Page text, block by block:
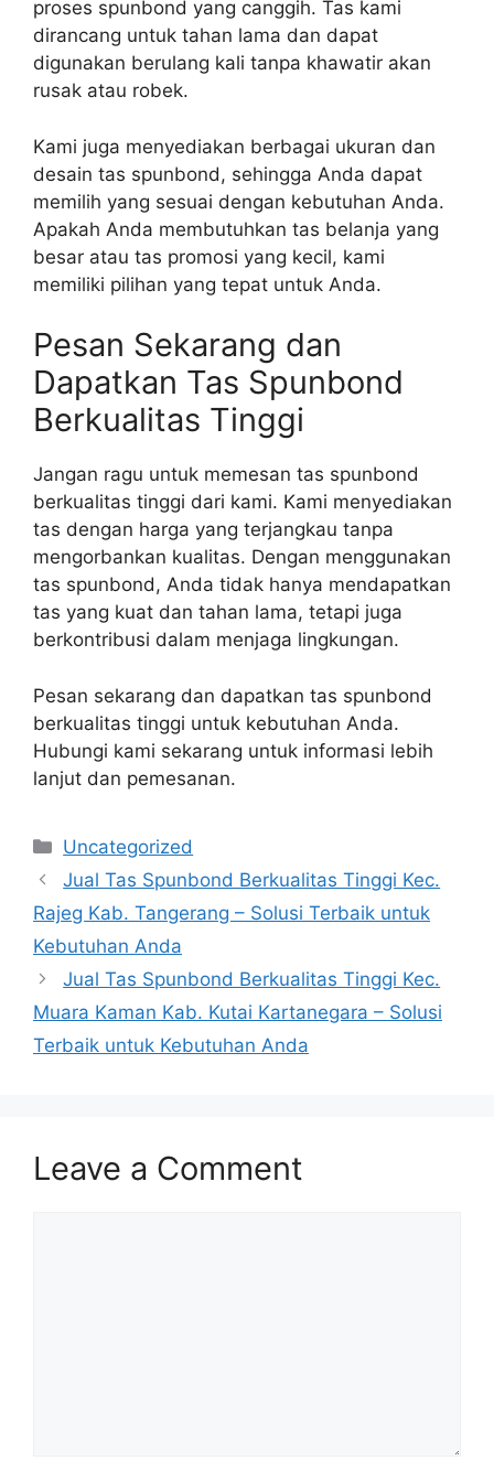
proses spunbond yang canggih. Tas kami
dirancang untuk tahan lama dan dapat
digunakan berulang kali tanpa khawatir akan
rusak atau robek.
Kami juga menyediakan berbagai ukuran dan
desain tas spunbond, sehingga Anda dapat
memilih yang sesuai dengan kebutuhan Anda.
Apakah Anda membutuhkan tas belanja yang
besar atau tas promosi yang kecil, kami
memiliki pilihan yang tepat untuk Anda.
Pesan Sekarang dan
Dapatkan Tas Spunbond
Berkualitas Tinggi
Jangan ragu untuk memesan tas spunbond
berkualitas tinggi dari kami. Kami menyediakan
tas dengan harga yang terjangkau tanpa
mengorbankan kualitas. Dengan menggunakan
tas spunbond, Anda tidak hanya mendapatkan
tas yang kuat dan tahan lama, tetapi juga
berkontribusi dalam menjaga lingkungan.
Pesan sekarang dan dapatkan tas spunbond
berkualitas tinggi untuk kebutuhan Anda.
Hubungi kami sekarang untuk informasi lebih
lanjut dan pemesanan.
Categories
Uncategorized
Jual Tas Spunbond Berkualitas Tinggi Kec.
Rajeg Kab. Tangerang – Solusi Terbaik untuk
Kebutuhan Anda
Jual Tas Spunbond Berkualitas Tinggi Kec.
Muara Kaman Kab. Kutai Kartanegara – Solusi
Terbaik untuk Kebutuhan Anda
Leave a Comment